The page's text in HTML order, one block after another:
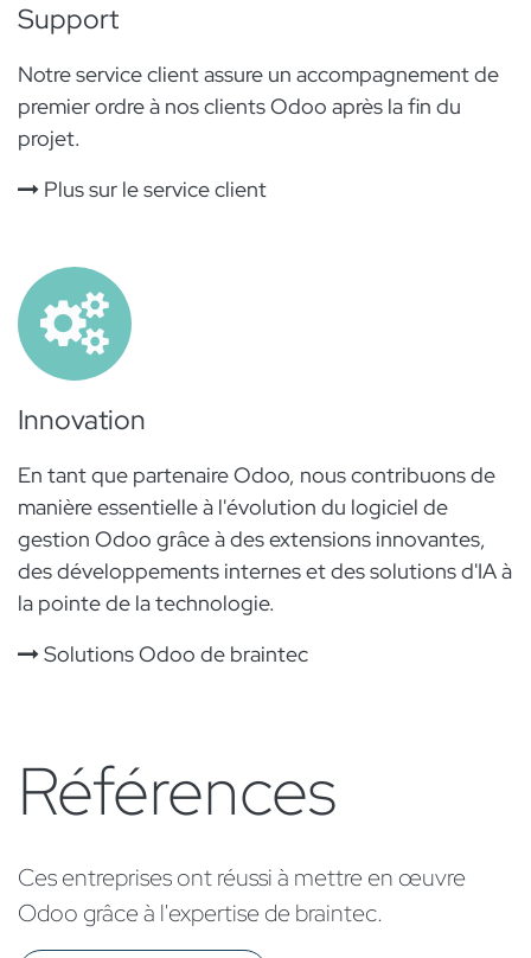
Support
Notre service client assure un accompagnement de
premier ordre à nos clients Odoo après la fin du
projet.
Plus sur le service client
Innovation
En tant que partenaire Odoo, nous contribuons de
manière essentielle à l'évolution du logiciel de
gestion Odoo grâce à des extensions innovantes,
des développements internes et des solutions d'IA à
la pointe de la technologie.
Solutions Odoo de braintec
Références
Ces entreprises ont réussi à mettre en œuvre
Odoo grâce à l'expertise de braintec.